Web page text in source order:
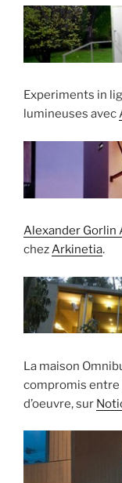
Experiments in
lumineuses avec
Alexander Gorlin
chezArkinetia.
La maison
compromis entre
d’oeuvre, sur